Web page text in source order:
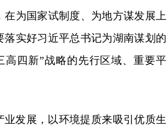
为国家试制度、为地方谋发展上
实好习近平总书记为湖南谋划的
四新”战略的先行区域、重要平
发展，以环境提质来吸引优质生